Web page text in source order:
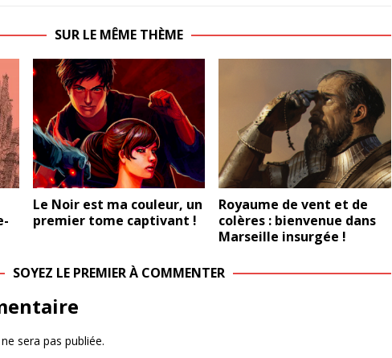
SUR LE MÊME THÈME
Le Noir est ma couleur, un
premier tome captivant !
Royaume de vent et de
colères : bienvenue dans
Marseille insurgée !
SOYEZ LE PREMIER À COMMENTER
sera pas publiée.